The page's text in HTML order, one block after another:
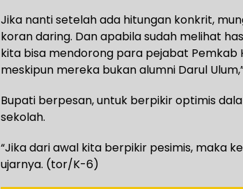
Jika nanti setelah ada hitungan konkrit,
koran daring. Dan apabila sudah melihat
kita bisa mendorong para pejabat Pemkab
meskipun mereka bukan alumni Darul
Bupati berpesan, untuk berpikir optimis
sekolah.
“Jika dari awal kita berpikir pesimis, maka
ujarnya. (tor/K-6)